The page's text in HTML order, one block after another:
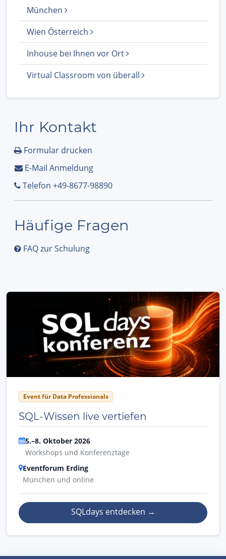
München
Wien Österreich
Inhouse bei Ihnen vor Ort
Virtual Classroom von überall
Ihr Kontakt
Formular drucken
E-Mail Anmeldung
Telefon +49-8677-98890
Häufige Fragen
FAQ zur Schulung
Event für Data Professionals
SQL-Wissen live vertiefen
5.–8. Oktober 2026
Workshops und Konferenztage
Eventforum Erding
München und online
SQLdays entdecken →